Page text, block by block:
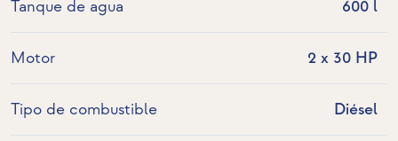
Tanque de agua 600 l
Motor 2 x 30 HP
Tipo de combustible Diésel